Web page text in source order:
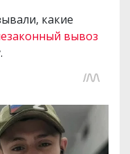
какие
вывоз